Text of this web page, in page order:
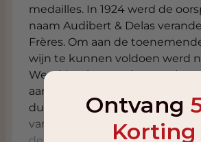
medailles. In 1924 werd de
naam Audibert & Delas
Frères. Om aan de
wijn te kunnen voldoen werd
Wereldoorlog een investering
aankoop van wijngaarden in
du-Pape en Hermitage. In de
van de vorige eeuw was Delas
Ontvang
Korting